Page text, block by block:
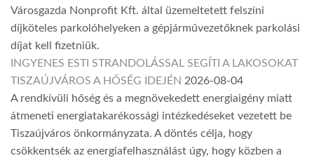
Városgazda Nonprofit Kft. által üzemeltetett felszíni
díjköteles parkolóhelyeken a gépjárművezetőknek parkolási
díjat kell fizetniük.
INGYENES ESTI STRANDOLÁSSAL SEGÍTI A LAKOSOKAT
TISZAÚJVÁROS A HŐSÉG IDEJÉN 2026-08-04
A rendkívüli hőség és a megnövekedett energiaigény miatt
átmeneti energiatakarékossági intézkedéseket vezetett be
Tiszaújváros önkormányzata. A döntés célja, hogy
csökkentsék az energiafelhasználást úgy, hogy közben a